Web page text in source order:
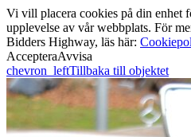
Vi vill placera cookies på din enhet
upplevelse av vår webbplats. För
Bidders Highway, läs här:
AccepteraAvvisa
chevron_leftTillbaka till objektet